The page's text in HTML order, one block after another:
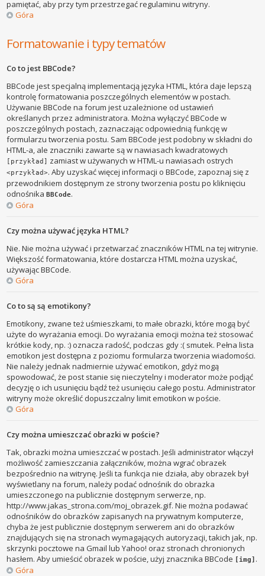
pamiętać, aby przy tym przestrzegać regulaminu witryny.
Góra
Formatowanie i typy tematów
Co to jest BBCode?
BBCode jest specjalną implementacją języka HTML, która daje lepszą
kontrolę formatowania poszczególnych elementów w postach.
Używanie BBCode na forum jest uzależnione od ustawień
określanych przez administratora. Można wyłączyć BBCode w
poszczególnych postach, zaznaczając odpowiednią funkcję w
formularzu tworzenia postu. Sam BBCode jest podobny w składni do
HTML-a, ale znaczniki zawarte są w nawiasach kwadratowych
[przykład] zamiast w używanych w HTML-u nawiasach ostrych
<przykład>. Aby uzyskać więcej informacji o BBCode, zapoznaj się z
przewodnikiem dostępnym ze strony tworzenia postu po kliknięciu
odnośnikaBBCode.
Góra
Czy można używać języka HTML?
Nie. Nie można używać i przetwarzać znaczników HTML na tej witrynie.
Większość formatowania, które dostarcza HTML można uzyskać,
używając BBCode.
Góra
Co to są są emotikony?
Emotikony, zwane też uśmieszkami, to małe obrazki, które mogą być
użyte do wyrażania emocji. Do wyrażania emocji można też stosować
krótkie kody, np. :) oznacza radość, podczas gdy :( smutek. Pełna lista
emotikon jest dostępna z poziomu formularza tworzenia wiadomości.
Nie należy jednak nadmiernie używać emotikon, gdyż mogą
spowodować, że post stanie się nieczytelny i moderator może podjąć
decyzję o ich usunięciu bądź też usunięciu całego postu. Administrator
witryny może określić dopuszczalny limit emotikon w poście.
Góra
Czy można umieszczać obrazki w poście?
Tak, obrazki można umieszczać w postach. Jeśli administrator włączył
możliwość zamieszczania załączników, można wgrać obrazek
bezpośrednio na witrynę. Jeśli ta funkcja nie działa, aby obrazek był
wyświetlany na forum, należy podać odnośnik do obrazka
umieszczonego na publicznie dostępnym serwerze, np.
http://www.jakas_strona.com/moj_obrazek.gif. Nie można podawać
odnośników do obrazków zapisanych na prywatnym komputerze,
chyba że jest publicznie dostępnym serwerem ani do obrazków
znajdujących się na stronach wymagających autoryzacji, takich jak, np.
skrzynki pocztowe na Gmail lub Yahoo! oraz stronach chronionych
hasłem. Aby umieścić obrazek w poście, użyj znacznika BBCode [img] .
Góra